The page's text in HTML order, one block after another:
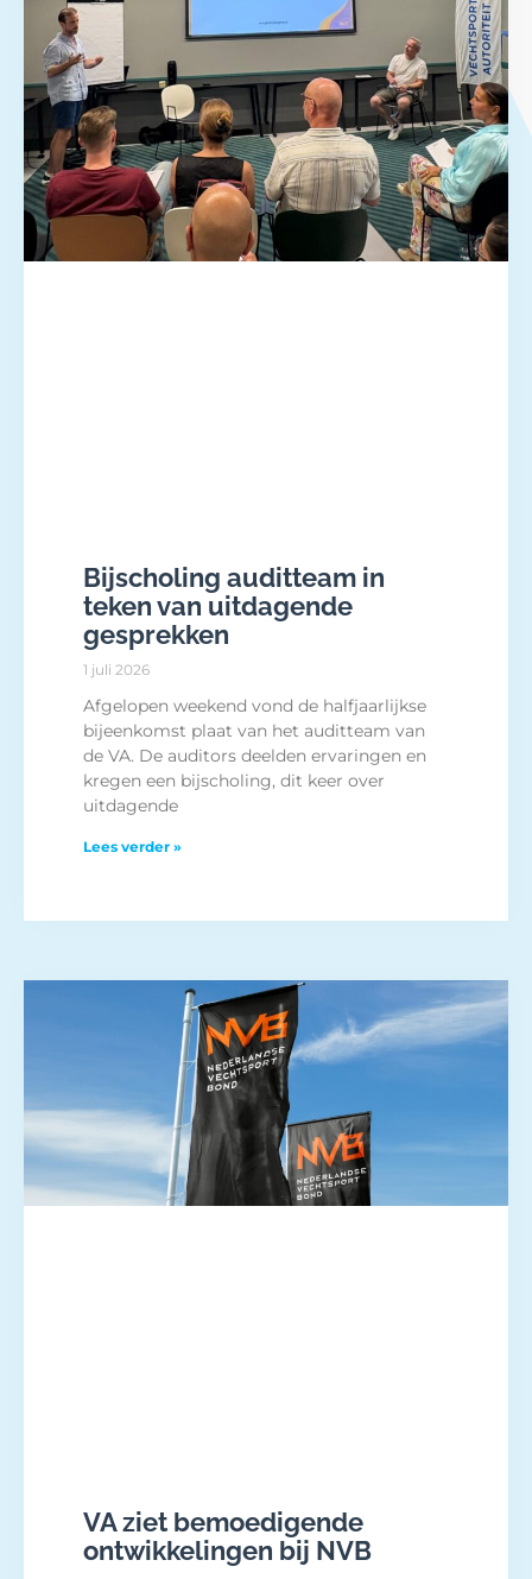
Bijscholing auditteam in
teken van uitdagende
gesprekken
1 juli 2026
Afgelopen weekend vond de halfjaarlijkse
bijeenkomst plaat van het auditteam van
de VA. De auditors deelden ervaringen en
kregen een bijscholing, dit keer over
uitdagende
Lees verder »
VA ziet bemoedigende
ontwikkelingen bij NVB